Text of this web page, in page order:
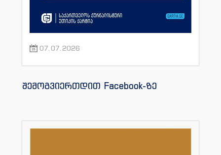
07.07.2026
შემოგვიერთდით Facebook-ზე